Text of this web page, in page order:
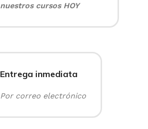
nuestros cursos HOY
Entrega inmediata
Por correo electrónico